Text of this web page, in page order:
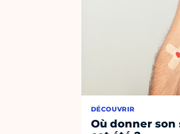
DÉCOUVRIR
Où donner son